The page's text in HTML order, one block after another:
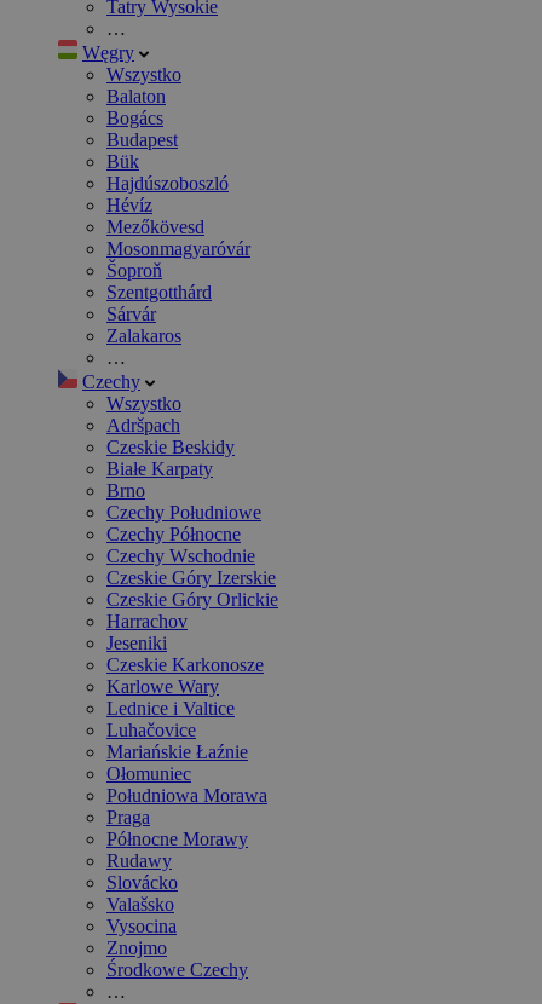
Tatry Wysokie
…
Węgry
Wszystko
Balaton
Bogács
Budapest
Bük
Hajdúszoboszló
Hévíz
Mezőkövesd
Mosonmagyaróvár
Šoproň
Szentgotthárd
Sárvár
Zalakaros
…
Czechy
Wszystko
Adršpach
Czeskie Beskidy
Białe Karpaty
Brno
Czechy Południowe
Czechy Północne
Czechy Wschodnie
Czeskie Góry Izerskie
Czeskie Góry Orlickie
Harrachov
Jeseniki
Czeskie Karkonosze
Karlowe Wary
Lednice i Valtice
Luhačovice
Mariańskie Łaźnie
Ołomuniec
Południowa Morawa
Praga
Północne Morawy
Rudawy
Slovácko
Valašsko
Vysocina
Znojmo
Środkowe Czechy
…